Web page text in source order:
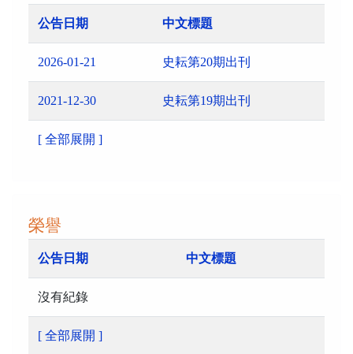
公告日期 中文標題
2026-01-21 史耘第20期出刊
2021-12-30 史耘第19期出刊
[ 全部展開 ]
榮譽
公告日期 中文標題
沒有紀錄
[ 全部展開 ]